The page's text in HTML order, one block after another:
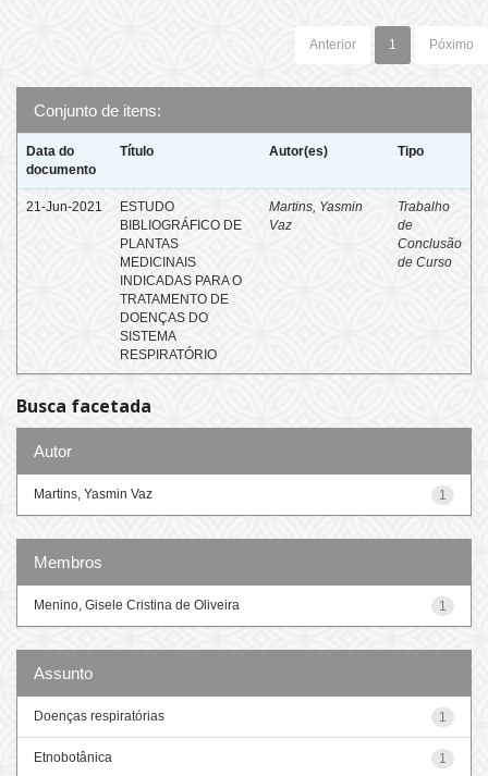
Anterior 1 Póximo
Conjunto de itens:
Data do
documento
Título Autor(es) Tipo
21-Jun-2021
ESTUDO
BIBLIOGRÁFICO DE
PLANTAS
MEDICINAIS
INDICADAS PARA O
TRATAMENTO DE
DOENÇAS DO
SISTEMA
RESPIRATÓRIO
Martins, Yasmin
Vaz
Trabalho
de
Conclusão
de Curso
Busca facetada
Autor
1
Martins, Yasmin Vaz
Membros
1
Menino, Gisele Cristina de Oliveira
Assunto
1
Doenças respiratórias
1
Etnobotânica